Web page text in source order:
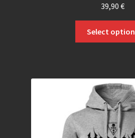
39,90 €
Select